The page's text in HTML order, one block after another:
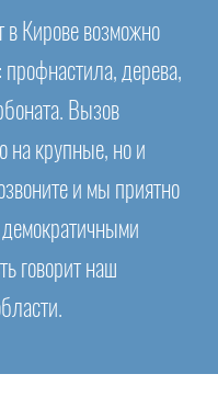
Кирове возможно
профнастила, дерева,
Вызов
на крупные, но и
и мы приятно
говорит наш